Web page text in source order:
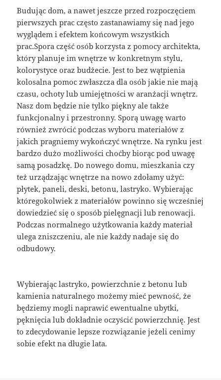
Budując dom, a nawet jeszcze przed rozpoczęciem
pierwszych prac często zastanawiamy się nad jego
wyglądem i efektem końcowym wszystkich
prac.Spora część osób korzysta z pomocy architekta,
który planuje im wnętrze w konkretnym stylu,
kolorystyce oraz budżecie. Jest to bez wątpienia
kolosalna pomoc zwłaszcza dla osób jakie nie mają
czasu, ochoty lub umiejętności w aranżacji wnętrz.
Nasz dom będzie nie tylko piękny ale także
funkcjonalny i przestronny. Sporą uwagę warto
również zwrócić podczas wyboru materiałów z
jakich pragniemy wykończyć wnętrze. Na rynku jest
bardzo dużo możliwości choćby biorąc pod uwagę
samą posadzkę. Do nowego domu, mieszkania czy
też urządzając wnętrze na nowo zdołamy użyć:
płytek, paneli, deski, betonu, lastryko. Wybierając
któregokolwiek z materiałów powinno się wcześniej
dowiedzieć się o sposób pielęgnacji lub renowacji.
Podczas normalnego użytkowania każdy materiał
ulega zniszczeniu, ale nie każdy nadaje się do
odbudowy.
Wybierając lastryko, powierzchnie z betonu lub
kamienia naturalnego możemy mieć pewność, że
będziemy mogli naprawić ewentualne ubytki,
pęknięcia lub dokładnie oczyścić powierzchnię. Jest
to zdecydowanie lepsze rozwiązanie jeżeli cenimy
sobie efekt na długie lata.